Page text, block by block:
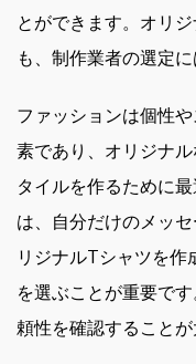
とができます。オリ
も、制作業者の選定
ファッションは個性
素であり、オリジナ
タイルを作るために
は、自分だけのメッ
リジナルTシャツを作
を選ぶことが重要で
頼性を確認することが